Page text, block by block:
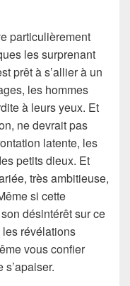
particulièrement
les surprenant
prêt à s’allier à un
les hommes
à leurs yeux. Et
ne devrait pas
latente, les
petits dieux. Et
très ambitieuse,
si cette
désintérêt sur ce
révélations
vous confier